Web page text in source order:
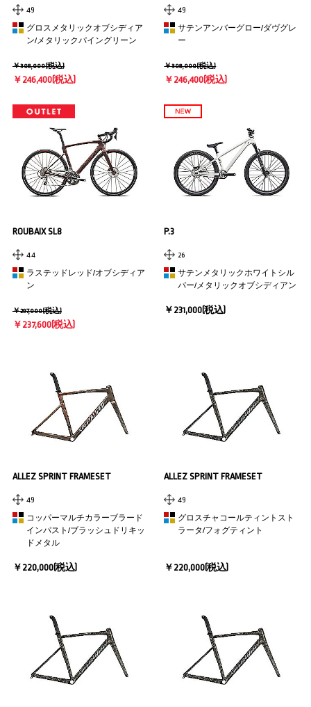
49
グロスメタリックオブシディア
ン/メタリックパイングリーン
￥308,000(税込)
￥246,400(税込)
49
サテンアンバーグロー/ダヴグレ
ー
￥308,000(税込)
￥246,400(税込)
ROUBAIX SL8
44
ラステッドレッド/オブシディア
ン
￥297,000(税込)
￥237,600(税込)
P.3
26
サテンメタリックホワイトシル
バー/メタリックオブシディアン
￥231,000(税込)
ALLEZ SPRINT FRAMESET
49
コッパーマルチカラーブラード
インパスト/ブラッシュドリキッ
ドメタル
￥220,000(税込)
ALLEZ SPRINT FRAMESET
49
グロスチャコールティントスト
ラータ/フォグティント
￥220,000(税込)